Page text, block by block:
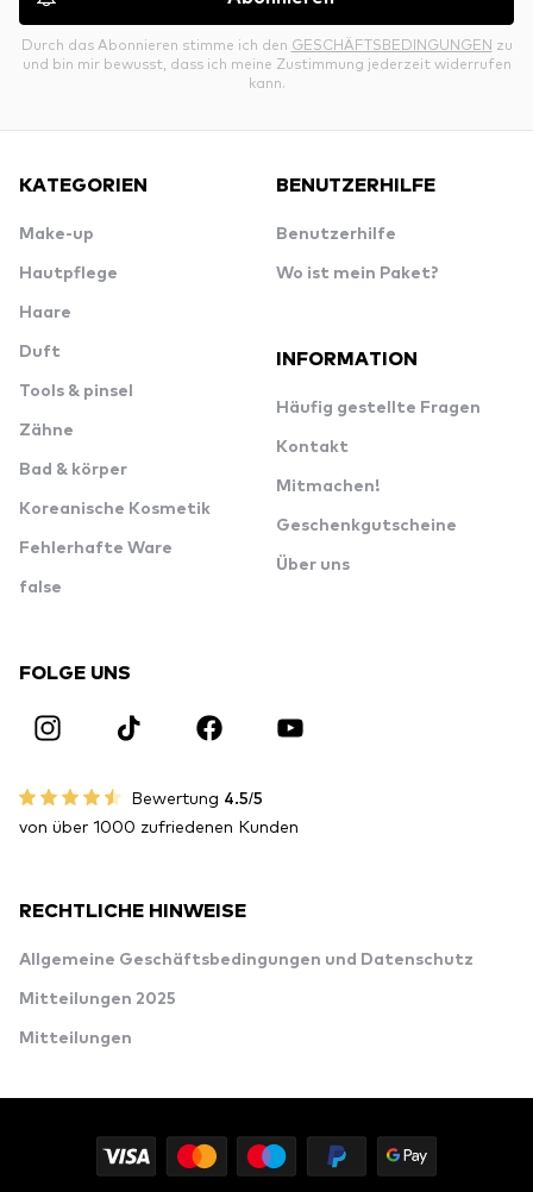
Durch das Abonnieren stimme ich den GESCHÄFTSBEDINGUNGEN zu
und bin mir bewusst, dass ich meine Zustimmung jederzeit widerrufen
kann.
KATEGORIEN
Make-up
Hautpflege
Haare
Duft
Tools & pinsel
Zähne
Bad & körper
Koreanische Kosmetik
Fehlerhafte Ware
false
BENUTZERHILFE
Benutzerhilfe
Wo ist mein Paket?
INFORMATION
Häufig gestellte Fragen
Kontakt
Mitmachen!
Geschenkgutscheine
Über uns
FOLGE UNS
Bewertung 4.5/5
von über 1000 zufriedenen Kunden
RECHTLICHE HINWEISE
Allgemeine Geschäftsbedingungen und Datenschutz
Mitteilungen 2025
Mitteilungen